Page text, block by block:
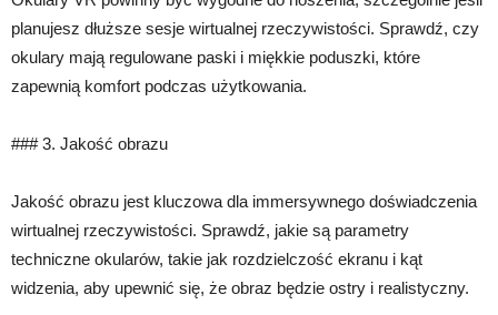
planujesz dłuższe sesje wirtualnej rzeczywistości. Sprawdź, czy
okulary mają regulowane paski i miękkie poduszki, które
zapewnią komfort podczas użytkowania.
### 3. Jakość obrazu
Jakość obrazu jest kluczowa dla immersywnego doświadczenia
wirtualnej rzeczywistości. Sprawdź, jakie są parametry
techniczne okularów, takie jak rozdzielczość ekranu i kąt
widzenia, aby upewnić się, że obraz będzie ostry i realistyczny.